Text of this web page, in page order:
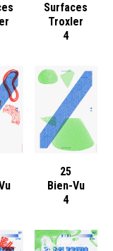
Surfaces
Troxler
4
25
Bien-Vu
4